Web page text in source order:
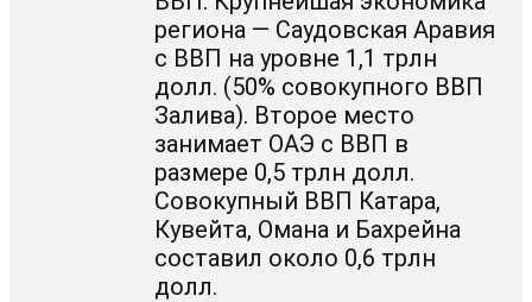
региона — Саудовская Аравия
с ВВП на уровне 1,1 трлн
долл. (50% совокупного ВВП
Залива). Второе место
занимает ОАЭ с ВВП в
размере 0,5 трлн долл.
Совокупный ВВП Катара,
Кувейта, Омана и Бахрейна
составил около 0,6 трлн
долл.